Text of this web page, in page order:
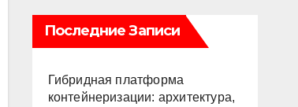
Последние Записи
Гибридная платформа
контейнеризации: архитектура,